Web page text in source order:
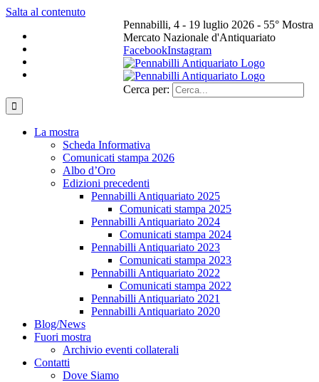
Salta al contenuto
Pennabilli, 4 - 19 luglio 2026 - 55° Mostra
Mercato Nazionale d'Antiquariato
FacebookInstagram
Cerca per:
La mostra
Scheda Informativa
Comunicati stampa 2026
Albo d’Oro
Edizioni precedenti
Pennabilli Antiquariato 2025
Comunicati stampa 2025
Pennabilli Antiquariato 2024
Comunicati stampa 2024
Pennabilli Antiquariato 2023
Comunicati stampa 2023
Pennabilli Antiquariato 2022
Comunicati stampa 2022
Pennabilli Antiquariato 2021
Pennabilli Antiquariato 2020
Blog/News
Fuori mostra
Archivio eventi collaterali
Contatti
Dove Siamo